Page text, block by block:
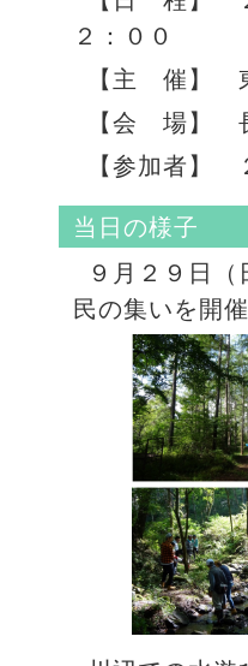
２：００
【主 催】
【会 場】
【参加者】
当日の様子
９月２９日
民の集いを開